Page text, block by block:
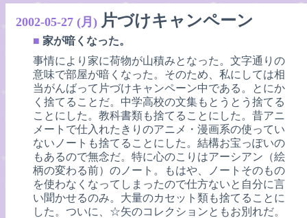
2002-05-27 (月) 片づけキャンペーン
■ 家が暗くなった。
事情により家に荷物が山積みとなった。文字通りの
意味で部屋が暗くなった。そのため、私にしては相
当がんばって片づけキャンペーン中である。とにか
く捨てることだ。中学高校の文集もとうとう捨てる
ことにした。教科書類も捨てることにした。昔アニ
メートで仕入れたきりのアニメ・漫画系の使ってい
ないノートも捨てることにした。結構お宝っぽいの
もあるので無念だ。特に心のこりはアーシアン（絵
柄の変わる前）のノート。もはや、ノートそのもの
を使わなくなってしまったので仕方ないと自分に言
い聞かせるのみ。大量のカセット類も捨てることに
した。ついに、☆矢のコレクションともお別れだ。